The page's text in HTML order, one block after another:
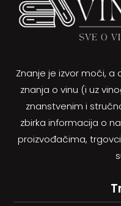
Znanje je izvor moći, a
znanja o vinu (i uz
znanstvenim i
zbirka informacija o
proizvođačima,